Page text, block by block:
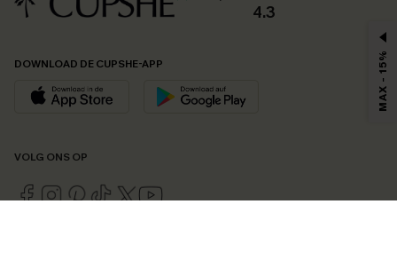
4.3
DOWNLOAD DE CUPSHE-APP
VOLG ONS OP
MAX - 15%